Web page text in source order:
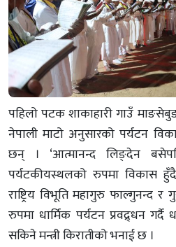
पहिलो पटक शाकाहारी गाउँ
नेपाली माटो अनुसारको पर्यटन
छन् । ‘आत्मानन्द लिङ्देन
पर्यटकीयस्थलको रुपमा विकास
राष्ट्रिय विभूति महागुरु फाल्गुनन्द
रुपमा धार्मिक पर्यटन प्रवद्र्धन गर्दै
सकिने मन्त्री किरातीको भनाई छ ।